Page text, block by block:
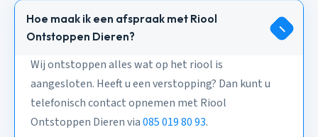
Hoe maak ik een afspraak met Riool
Ontstoppen Dieren?
Wij ontstoppen alles wat op het riool is
aangesloten. Heeft u een verstopping? Dan kunt u
telefonisch contact opnemen met Riool
Ontstoppen Dieren via085 019 80 93.